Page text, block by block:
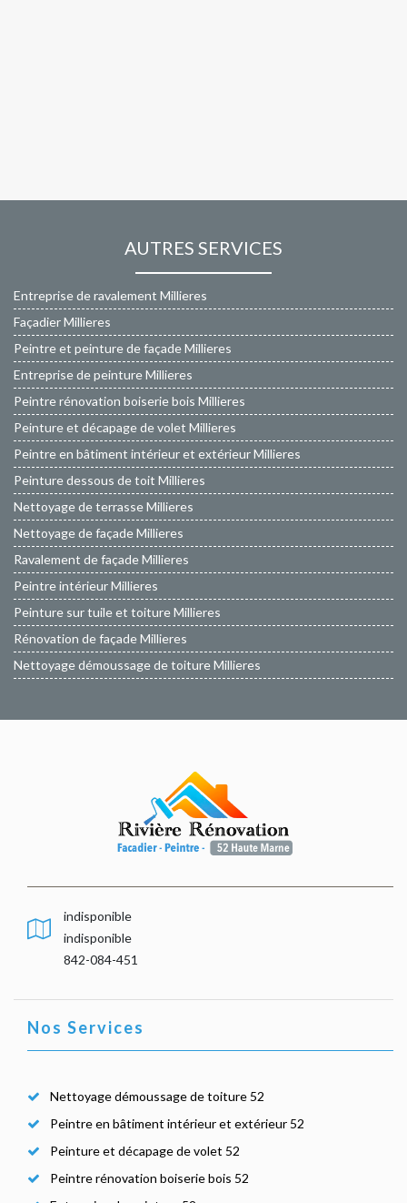
AUTRES SERVICES
Entreprise de ravalement Millieres
Façadier Millieres
Peintre et peinture de façade Millieres
Entreprise de peinture Millieres
Peintre rénovation boiserie bois Millieres
Peinture et décapage de volet Millieres
Peintre en bâtiment intérieur et extérieur Millieres
Peinture dessous de toit Millieres
Nettoyage de terrasse Millieres
Nettoyage de façade Millieres
Ravalement de façade Millieres
Peintre intérieur Millieres
Peinture sur tuile et toiture Millieres
Rénovation de façade Millieres
Nettoyage démoussage de toiture Millieres
indisponible
indisponible
842-084-451
Nos Services
Nettoyage démoussage de toiture 52
Peintre en bâtiment intérieur et extérieur 52
Peinture et décapage de volet 52
Peintre rénovation boiserie bois 52